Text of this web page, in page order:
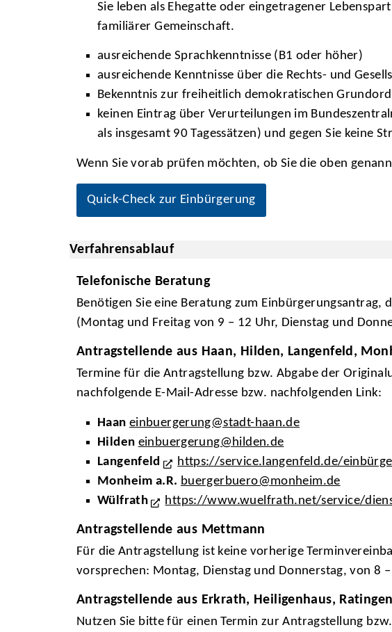
Sie leben als Ehegatte oder eingetragener
familiärer Gemeinschaft.
ausreichende Sprachkenntnisse (B1 oder höher)
ausreichende Kenntnisse über die Rechts- und
Bekenntnis zur freiheitlich demokratischen
keinen Eintrag über Verurteilungen im
als insgesamt 90 Tagessätzen) und gegen Sie keine
Wenn Sie vorab prüfen möchten, ob Sie die oben
Quick-Check zur Einbürgerung
Verfahrensablauf
Telefonische Beratung
Benötigen Sie eine Beratung zum
(Montag und Freitag von 9 – 12 Uhr, Dienstag und
Antragstellende aus Haan, Hilden, Langenfeld,
Termine für die Antragstellung bzw. Abgabe der
nachfolgende E-Mail-Adresse bzw. nachfolgenden Link:
Haan einbuergerung@stadt-haan.de
Hilden einbuergerung@hilden.de
Langenfeld
https://service.langenfeld.de/
Monheim a.R. buergerbuero@monheim.de
Wülfrath
https://www.wuelfrath.net/service/
Antragstellende aus Mettmann
Für die Antragstellung ist keine vorherige
vorsprechen: Montag, Dienstag und Donnerstag, von 8
Antragstellende aus Erkrath, Heiligenhaus,
Nutzen Sie bitte für einen Termin zur Antragstellung